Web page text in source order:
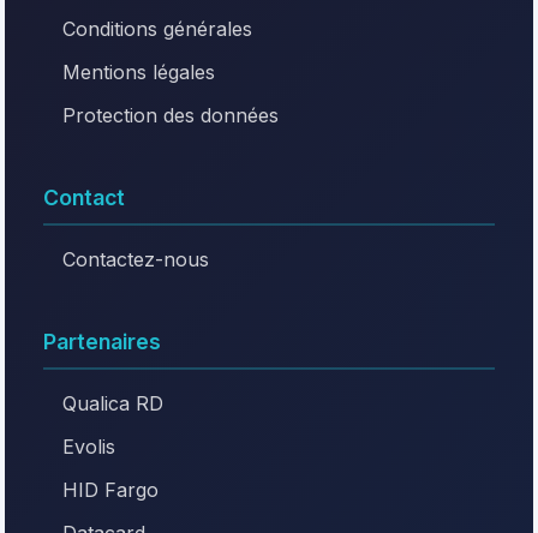
Conditions générales
Mentions légales
Protection des données
Contact
Contactez-nous
Partenaires
Qualica RD
Evolis
HID Fargo